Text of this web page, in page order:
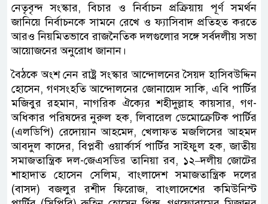
নেতৃবৃন্দ সংস্কার, বিচার ও নির্বাচন প্রক্রিয়ায় পূর্ণ সমর্থন
জানিয়ে নির্বাচনকে সামনে রেখে ও ফ্যাসিবাদ প্রতিহত করতে
আরও নিয়মিতভাবে রাজনৈতিক দলগুলোর সঙ্গে সর্বদলীয় সভা
আয়োজনের অনুরোধ জানান।
বৈঠকে অংশ নেন রাষ্ট্র সংস্কার আন্দোলনের সৈয়দ হাসিবউদ্দিন
হোসেন, গণসংহতি আন্দোলনের জোনায়েদ সাকি, এবি পার্টির
মজিবুর রহমান, নাগরিক ঐক্যের শহীদুল্লাহ কায়সার, গণ-
অধিকার পরিষদের নুরুল হক, লিবারেল ডেমোক্রেটিক পার্টির
(এলডিপি) রেদোয়ান আহমেদ, খেলাফত মজলিসের আহমদ
আবদুল কাদের, বিপ্লবী ওয়ার্কার্স পার্টির সাইফুল হক, জাতীয়
সমাজতান্ত্রিক দল-জেএসডির তানিয়া রব, ১২–দলীয় জোটের
শাহাদাত হোসেন সেলিম, বাংলাদেশ সমাজতান্ত্রিক দলের
(বাসদ) বজলুর রশীদ ফিরোজ, বাংলাদেশের কমিউনিস্ট